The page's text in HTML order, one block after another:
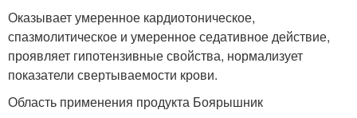
Оказывает умеренное кардиотоническое,
спазмолитическое и умеренное седативное действие,
проявляет гипотензивные свойства, нормализует
показатели свертываемости крови.
Область применения продукта Боярышник